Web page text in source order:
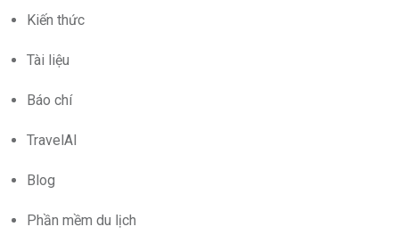
Kiến thức
Tài liệu
Báo chí
TravelAI
Blog
Phần mềm du lịch